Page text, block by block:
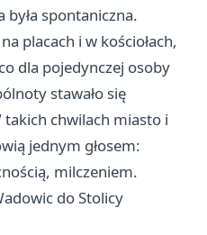
była spontaniczna.
placach i w kościołach,
dla pojedynczej osoby
stawało się
takich chwilach miasto i
jednym głosem:
milczeniem.
do Stolicy